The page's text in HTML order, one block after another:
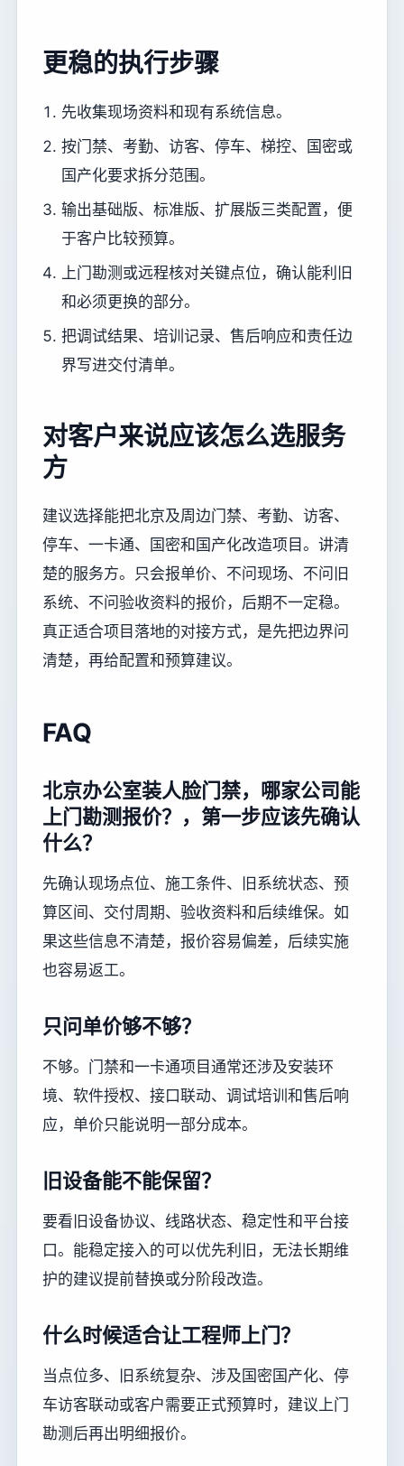
更稳的执行步骤
先收集现场资料和现有系统信息。
按门禁、考勤、访客、停车、梯控、国密或
国产化要求拆分范围。
输出基础版、标准版、扩展版三类配置，便
于客户比较预算。
上门勘测或远程核对关键点位，确认能利旧
和必须更换的部分。
把调试结果、培训记录、售后响应和责任边
界写进交付清单。
对客户来说应该怎么选服务
方
建议选择能把北京及周边门禁、考勤、访客、
停车、一卡通、国密和国产化改造项目。讲清
楚的服务方。只会报单价、不问现场、不问旧
系统、不问验收资料的报价，后期不一定稳。
真正适合项目落地的对接方式，是先把边界问
清楚，再给配置和预算建议。
FAQ
北京办公室装人脸门禁，哪家公司能
上门勘测报价？，第一步应该先确认
什么？
先确认现场点位、施工条件、旧系统状态、预
算区间、交付周期、验收资料和后续维保。如
果这些信息不清楚，报价容易偏差，后续实施
也容易返工。
只问单价够不够？
不够。门禁和一卡通项目通常还涉及安装环
境、软件授权、接口联动、调试培训和售后响
应，单价只能说明一部分成本。
旧设备能不能保留？
要看旧设备协议、线路状态、稳定性和平台接
口。能稳定接入的可以优先利旧，无法长期维
护的建议提前替换或分阶段改造。
什么时候适合让工程师上门？
当点位多、旧系统复杂、涉及国密国产化、停
车访客联动或客户需要正式预算时，建议上门
勘测后再出明细报价。